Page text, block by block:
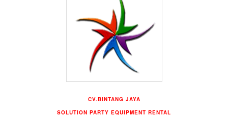
CV.BINTANG JAYA
SOLUTION PARTY EQUIPMENT RENTAL